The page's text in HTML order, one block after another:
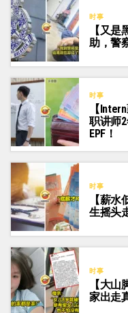
时事
【又是
助，警
时事
【
职讲师
EPF！
时事
【薪
生摇头
时事
【大
家出走